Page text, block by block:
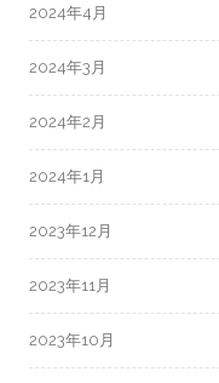
2024年4月
2024年3月
2024年2月
2024年1月
2023年12月
2023年11月
2023年10月